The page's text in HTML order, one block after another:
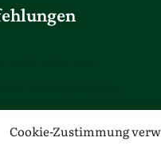
Cookie-Zustimmung
Schützen
Historischen Deutschen